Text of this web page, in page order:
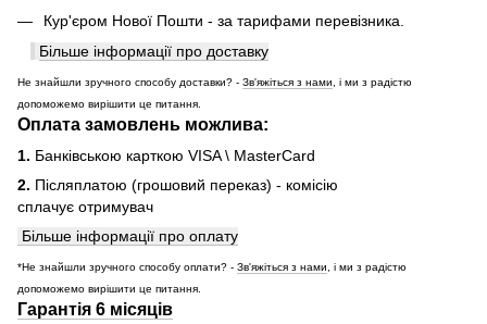
Кур'єром Нової Пошти - за тарифами перевізника.
Більше інформації про доставку
Не знайшли зручного способу доставки? - Зв'яжіться з нами, і ми з радістю
допоможемо вирішити це питання.
Оплата замовлень можлива:
1. Банківською карткою VISA \ MasterCard
2. Післяплатою (грошовий переказ) - комісію
сплачує отримувач
Більше інформації про оплату
*Не знайшли зручного способу оплати? - Зв'яжіться з нами, і ми з радістю
допоможемо вирішити це питання.
Гарантія 6 місяців